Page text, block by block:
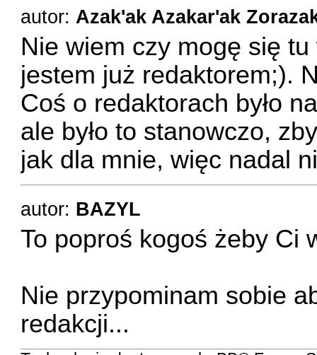
autor: Azak'ak Azakar'ak
Nie wiem czy mogę się
jestem już redaktorem;).
Coś o redaktorach było
ale było to stanowczo,
jak dla mnie, więc nadal
autor: BAZYL
To poproś kogoś żeby Ci
Nie przypominam sobie
redakcji...